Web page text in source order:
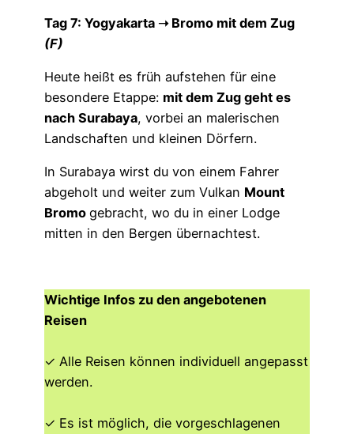
Tag 7: Yogyakarta ➝Bromo mit dem Zug
(F)
Heute heißt es früh aufstehen für eine
besondere Etappe: mit dem Zug geht es
nach Surabaya, vorbei an malerischen
Landschaften und kleinen Dörfern.
In Surabaya wirst du von einem Fahrer
abgeholt und weiter zum Vulkan Mount
Bromo gebracht, wo du in einer Lodge
mitten in den Bergen übernachtest.
Wichtige Infos zu den angebotenen
Reisen
✓ Alle Reisen können individuell angepasst
werden.
✓ Es ist möglich, die vorgeschlagenen